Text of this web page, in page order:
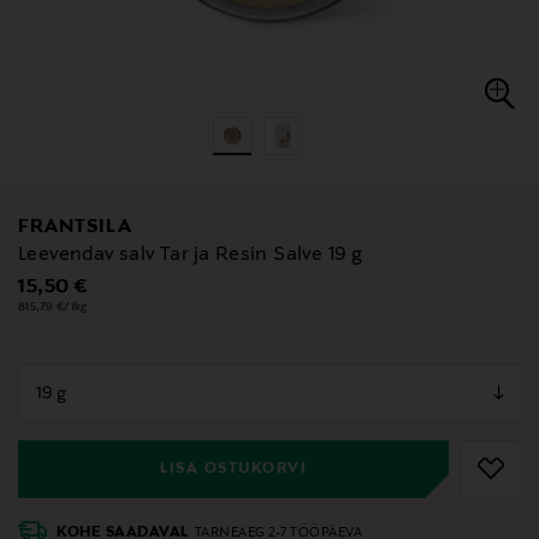
FRANTSILA
Leevendav salv Tar ja Resin Salve 19 g
Original Price
15,50 €
815,79 €/1kg
LISA OSTUKORVI
KOHE SAADAVAL TARNEAEG 2-7 TÖÖPÄEVA